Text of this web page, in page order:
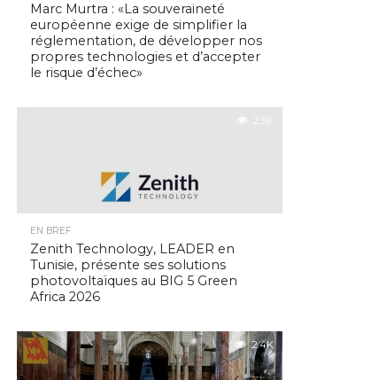
Marc Murtra : «La souveraineté
européenne exige de simplifier la
réglementation, de développer nos
propres technologies et d’accepter
le risque d’échec»
2.5K
EN BREF
Zenith Technology, LEADER en
Tunisie, présente ses solutions
photovoltaïques au BIG 5 Green
Africa 2026
2.4K